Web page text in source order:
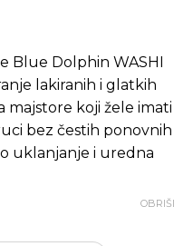
Blue Dolphin WASHI
lakiranih i glatkih
majstore koji žele imati
bez čestih ponovnih
uklanjanje i uredna
OBRIŠI